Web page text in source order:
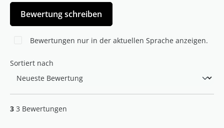
Bewertung schreiben
Bewertungen nur in der aktuellen Sprache anzeigen.
Sortiert nach
3 3 Bewertungen